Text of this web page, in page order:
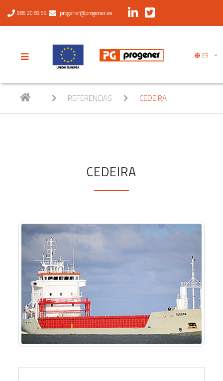
986 20 89 69 progener@progener.es
ES
REFERENCIAS CEDEIRA
CEDEIRA